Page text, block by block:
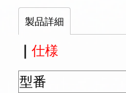
製品詳細
｜ 仕様
型番